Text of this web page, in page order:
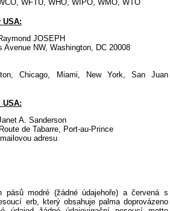
WFTU, WHO, WIPO, WMO, WTO
USA:
JOSEPH
NW, Washington, DC 20008
Chicago, Miami, New York, San Juan
USA:
A. Sanderson
de Tabarre, Port-au-Prince
adresu
pásů modré (žádné údajehoře) a červená s
erb, který obsahuje palma doprovázeno